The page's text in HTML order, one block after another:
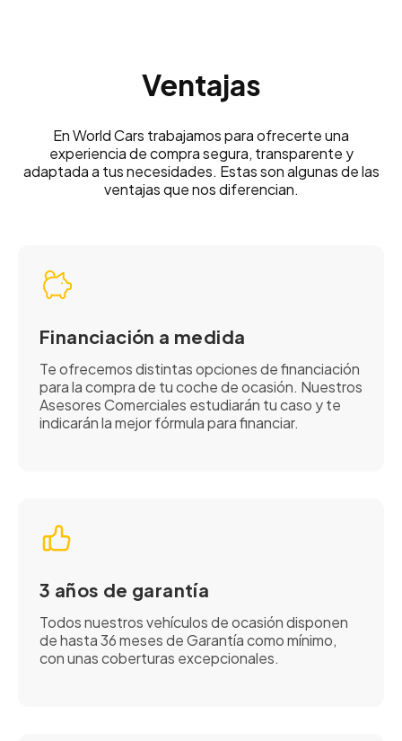
Ventajas
En World Cars trabajamos para ofrecerte una
experiencia de compra segura, transparente y
adaptada a tus necesidades. Estas son algunas de las
ventajas que nos diferencian.
Financiación a medida
Te ofrecemos distintas opciones de financiación
para la compra de tu coche de ocasión. Nuestros
Asesores Comerciales estudiarán tu caso y te
indicarán la mejor fórmula para financiar.
3 años de garantía
Todos nuestros vehículos de ocasión disponen
de hasta 36 meses de Garantía como mínimo,
con unas coberturas excepcionales.